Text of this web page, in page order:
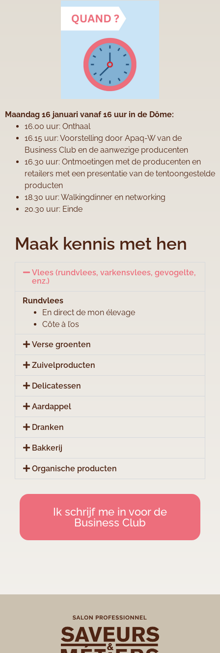
Maandag 16 januari vanaf 16 uur in de Dôme:
16.00 uur: Onthaal
16.15 uur: Voorstelling door Apaq-W van de
Business Club en de aanwezige producenten
16.30 uur: Ontmoetingen met de producenten en
retailers met een presentatie van de tentoongestelde
producten
18.30 uur: Walkingdinner en networking
20.30 uur: Einde
Maak kennis met hen
Vlees (rundvlees, varkensvlees, gevogelte,
enz.)
Rundvlees
En direct de mon élevage
Côte à l’os
Verse groenten
Zuivelproducten
Delicatessen
Aardappel
Dranken
Bakkerij
Organische producten
Ik schrijf me in voor de
Business Club